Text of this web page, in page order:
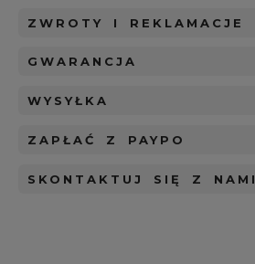
ZWROTY I REKLAMACJE
GWARANCJA
WYSYŁKA
ZAPŁAĆ Z PAYPO
SKONTAKTUJ SIĘ Z NAMI